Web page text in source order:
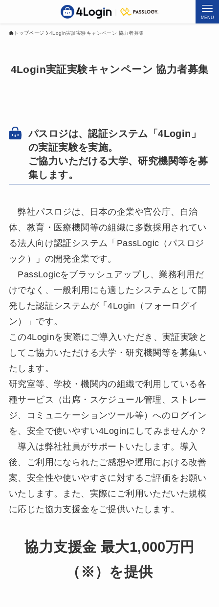
MENU
トップページ 4Login実証実験キャンペーン 協力者募集
4Login実証実験キャンペーン 協力者募集
パスロジは、認証システム「4Login」
の実証実験を実施。
ご協力いただける大学、研究機関等を募
集します。
弊社パスロジは、日本の企業や官公庁、自治
体、教育・医療機関等の組織に多数採用されてい
る法人向け認証システム「PassLogic（パスロジ
ック）」の開発企業です。
PassLogicをブラッシュアップし、業務利用だ
けでなく、一般利用にも適したシステムとして開
発した認証システムが「4Login（フォーログイ
ン）」です。
この4Loginを実際にご導入いただき、実証実験と
してご協力いただける大学・研究機関等を募集い
たします。
研究室等、学校・機関内の組織で利用している各
種サービス（出席・スケジュール管理、ストレー
ジ、コミュニケーションツール等）へのログイン
を、安全で使いやすい4Loginにしてみませんか？
導入は弊社社員がサポートいたします。導入
後、ご利用になられたご感想や運用における改善
案、安全性や使いやすさに対するご評価をお願い
いたします。また、実際にご利用いただいた規模
に応じた協力支援金をご提供いたします。
協力支援金 最大1,000万円
（※）を提供